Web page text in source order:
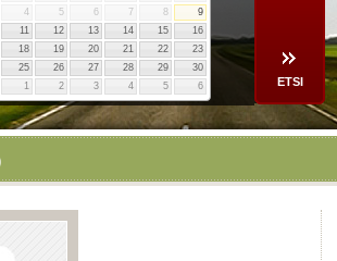
4 5 6 7 8
9
11 12 13 14 15
16
18 19 20 21 22
23
25 26 27 28 29
30
1 2 3 4 5 6